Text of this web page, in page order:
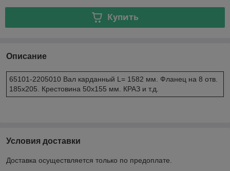
Купить
Описание
65101-2205010 Вал карданный L= 1582 мм. Фланец на 8 отв.
185х205. Крестовина 50х155 мм. КРАЗ и т.д.
Условия доставки
Доставка осуществляется только по предоплате.